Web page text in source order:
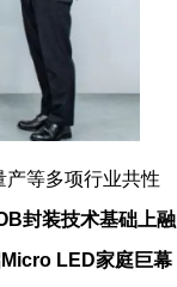
等多项行业共性
封装技术基础上融
Micro LED家庭巨幕